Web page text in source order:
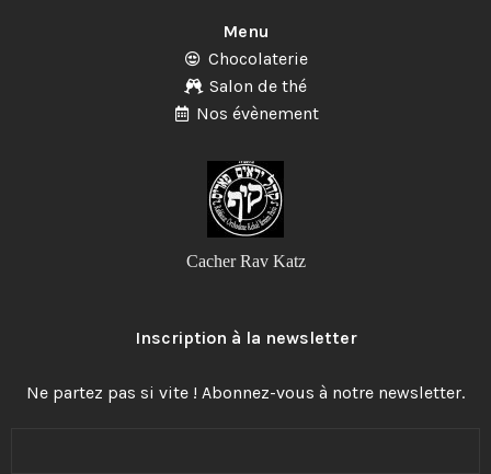
Menu
Chocolaterie
Salon de thé
Nos évènement
Cacher Rav Katz
Inscription à la newsletter
Ne partez pas si vite ! Abonnez-vous à notre newsletter.